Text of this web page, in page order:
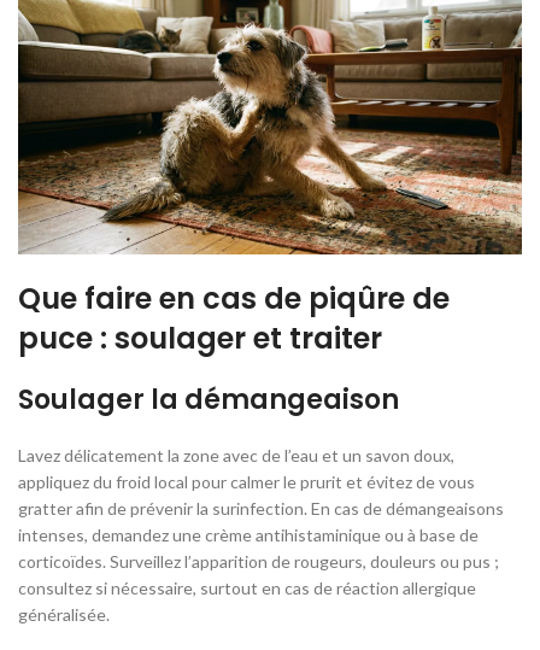
Que faire en cas de piqûre de
puce : soulager et traiter
Soulager la démangeaison
Lavez délicatement la zone avec de l’eau et un savon doux,
appliquez du froid local pour calmer le prurit et évitez de vous
gratter afin de prévenir la surinfection. En cas de démangeaisons
intenses, demandez une crème antihistaminique ou à base de
corticoïdes. Surveillez l’apparition de rougeurs, douleurs ou pus ;
consultez si nécessaire, surtout en cas de réaction allergique
généralisée.